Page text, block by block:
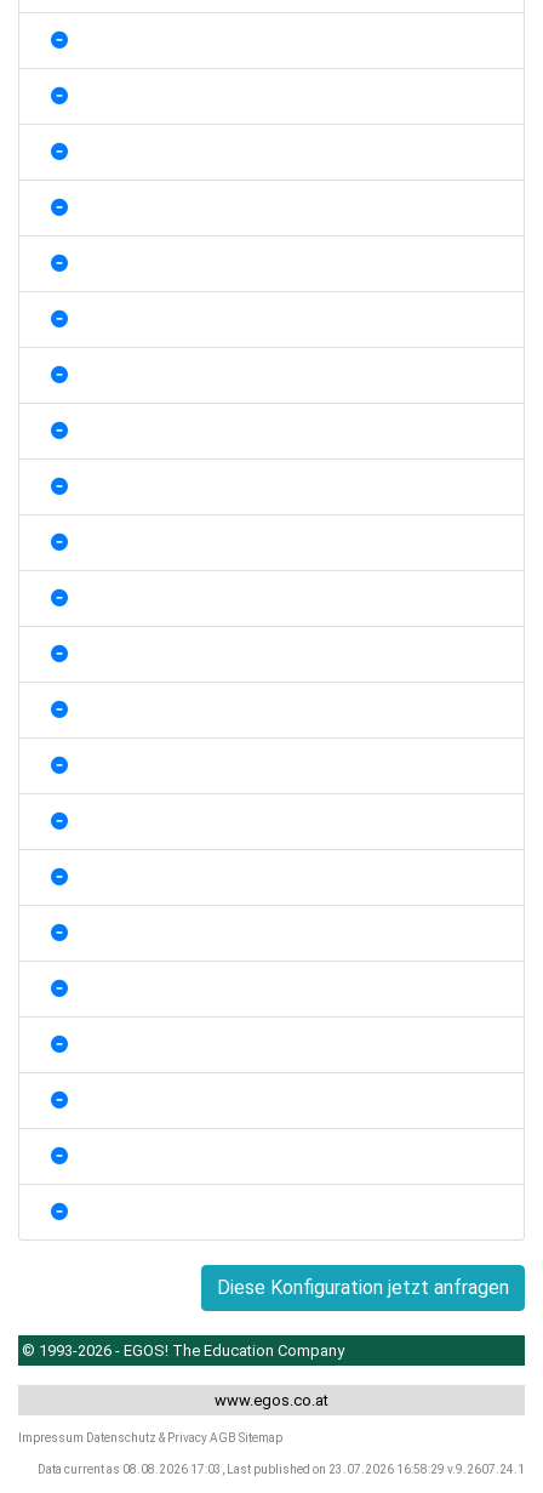
Diese Konfiguration jetzt anfragen
© 1993-2026 - EGOS! The Education Company
www.egos.co.at
Impressum Datenschutz & PrivacyAGB Sitemap
Data current as 08.08.2026 17:03, Last published on 23.07.2026 16:58:29 v.9.2607.24.1